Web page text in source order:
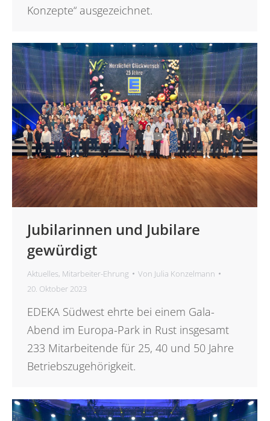
Konzepte“ ausgezeichnet.
Jubilarinnen und Jubilare
gewürdigt
Aktuelles, Mitarbeiter-Ehrung Von Julia Konzelmann
20. Oktober 2023
EDEKA Südwest ehrte bei einem Gala-
Abend im Europa-Park in Rust insgesamt
233 Mitarbeitende für 25, 40 und 50 Jahre
Betriebszugehörigkeit.